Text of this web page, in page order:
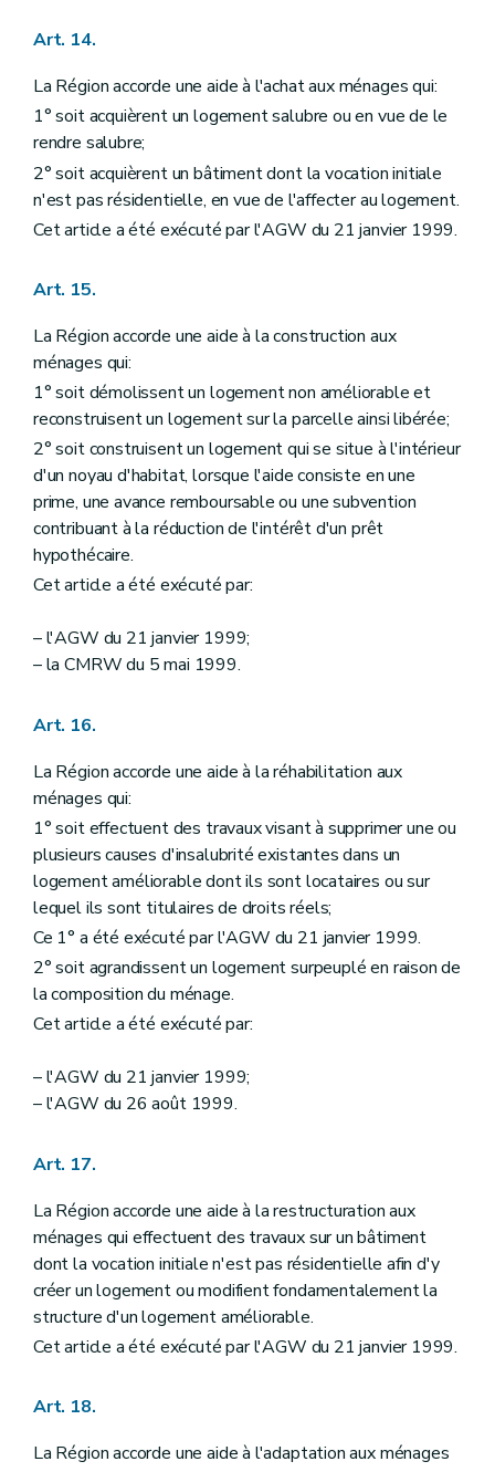
Art. 14.
La Région accorde une aide à l'achat aux ménages qui:
1° soit acquièrent un logement salubre ou en vue de le
rendre salubre;
2° soit acquièrent un bâtiment dont la vocation initiale
n'est pas résidentielle, en vue de l'affecter au logement.
Cet article a été exécuté par l'AGW du 21 janvier 1999.
Art. 15.
La Région accorde une aide à la construction aux
ménages qui:
1° soit démolissent un logement non améliorable et
reconstruisent un logement sur la parcelle ainsi libérée;
2° soit construisent un logement qui se situe à l'intérieur
d'un noyau d'habitat, lorsque l'aide consiste en une
prime, une avance remboursable ou une subvention
contribuant à la réduction de l'intérêt d'un prêt
hypothécaire.
Cet article a été exécuté par:
– l'AGW du 21 janvier 1999;
– la CMRW du 5 mai 1999.
Art. 16.
La Région accorde une aide à la réhabilitation aux
ménages qui:
1° soit effectuent des travaux visant à supprimer une ou
plusieurs causes d'insalubrité existantes dans un
logement améliorable dont ils sont locataires ou sur
lequel ils sont titulaires de droits réels;
Ce 1° a été exécuté par l'AGW du 21 janvier 1999.
2° soit agrandissent un logement surpeuplé en raison de
la composition du ménage.
Cet article a été exécuté par:
– l'AGW du 21 janvier 1999;
– l'AGW du 26 août 1999.
Art. 17.
La Région accorde une aide à la restructuration aux
ménages qui effectuent des travaux sur un bâtiment
dont la vocation initiale n'est pas résidentielle afin d'y
créer un logement ou modifient fondamentalement la
structure d'un logement améliorable.
Cet article a été exécuté par l'AGW du 21 janvier 1999.
Art. 18.
La Région accorde une aide à l'adaptation aux ménages